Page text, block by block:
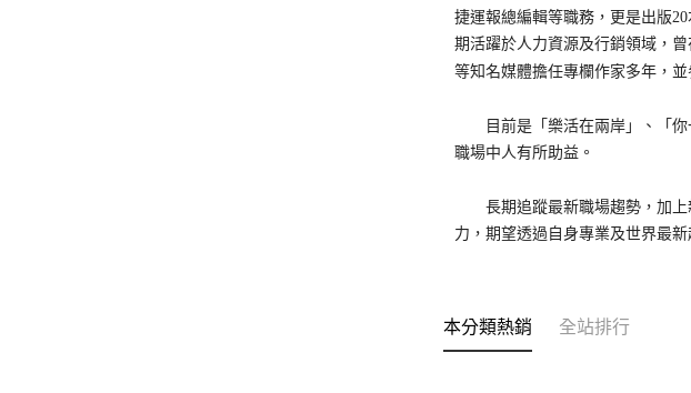
捷運報總編輯等職務，更是出版
期活躍於人力資源及行銷領域，
等知名媒體擔任專欄作家多年，
目前是「樂活在兩岸」、「你
職場中人有所助益。
長期追蹤最新職場趨勢，加上
力，期望透過自身專業及世界最
本分類熱銷 全站排行